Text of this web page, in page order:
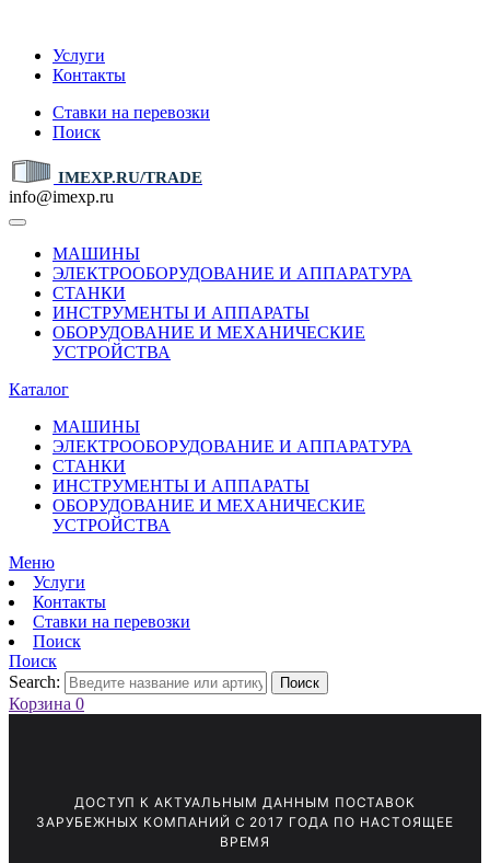
Услуги
Контакты
Ставки на перевозки
Поиск
IMEXP.RU/TRADE
info@imexp.ru
МАШИНЫ
ЭЛЕКТРООБОРУДОВАНИЕ И АППАРАТУРА
СТАНКИ
ИНСТРУМЕНТЫ И АППАРАТЫ
ОБОРУДОВАНИЕ И МЕХАНИЧЕСКИЕ
УСТРОЙСТВА
Каталог
МАШИНЫ
ЭЛЕКТРООБОРУДОВАНИЕ И АППАРАТУРА
СТАНКИ
ИНСТРУМЕНТЫ И АППАРАТЫ
ОБОРУДОВАНИЕ И МЕХАНИЧЕСКИЕ
УСТРОЙСТВА
Меню
Услуги
Контакты
Ставки на перевозки
Поиск
Поиск
Search:
Поиск
Корзина 0
ДОСТУП К АКТУАЛЬНЫМ ДАННЫМ ПОСТАВОК
ЗАРУБЕЖНЫХ КОМПАНИЙ С 2017 ГОДА ПО НАСТОЯЩЕЕ
ВРЕМЯ